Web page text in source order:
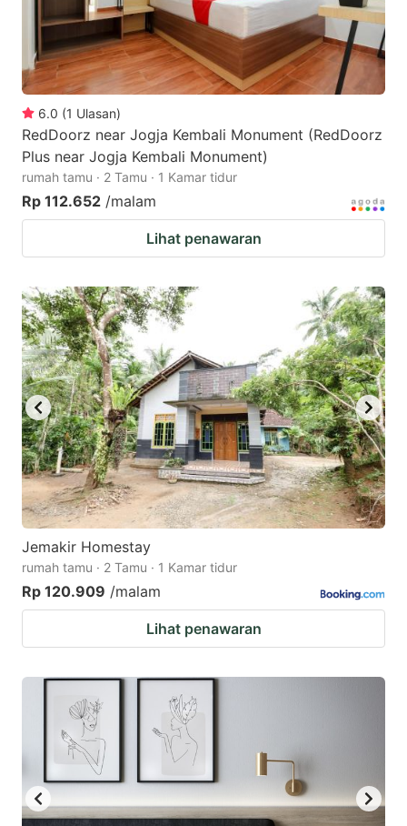
6.0 (1 Ulasan)
RedDoorz near Jogja Kembali Monument (RedDoorz
Plus near Jogja Kembali Monument)
rumah tamu · 2 Tamu · 1 Kamar tidur
Rp 112.652 /malam
Lihat penawaran
Jemakir Homestay
rumah tamu · 2 Tamu · 1 Kamar tidur
Rp 120.909 /malam
Lihat penawaran